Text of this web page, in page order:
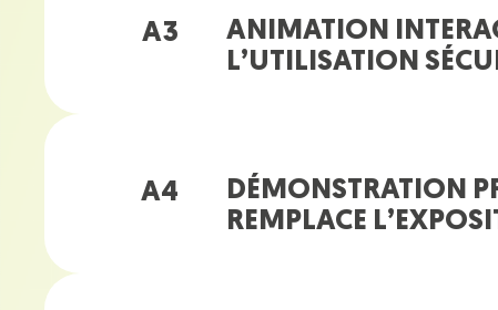
A3
ANIMATION
L’UTILISATION
A4
DÉMONSTRATION
REMPLACE